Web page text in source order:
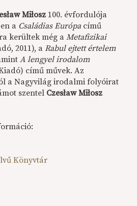
Miłosz100. évfordulója
a Családias Európa című
kerültek még aMetafizikai
2011), aRabul ejtett értelem
A lengyel irodalom
című művek. Az
a Nagyvilág irodalmi folyóirat
szentel Czesław Miłosz
Könyvtár